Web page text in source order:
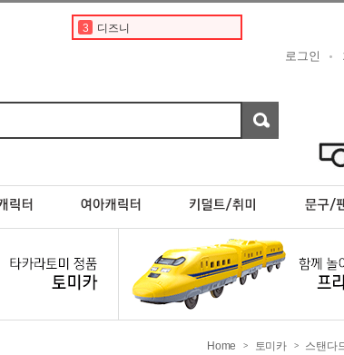
3 디즈니
6 포켓몬스터카드
9 스바루
10 포케몬 카드
2 토미카경찰차
로그인
Home > 토미카 > 스탠다